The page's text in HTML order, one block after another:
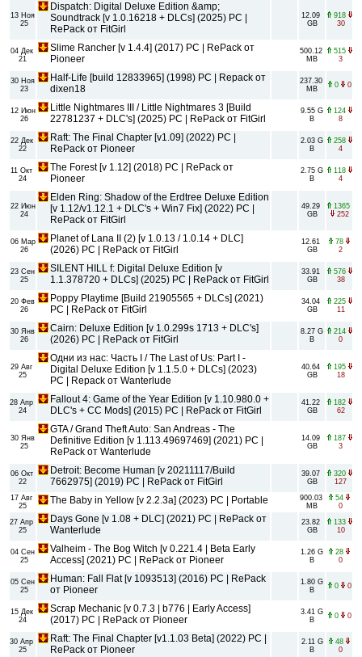
13 Ноя
25
Dispatch: Digital Deluxe Edition &amp;
Soundtrack [v 1.0.16218 + DLCs] (2025) PC |
RePack от FitGirl
12.09
GB
918
30
04 Дек
21
Slime Rancher [v 1.4.4] (2017) PC | RePack от
Pioneer
500.12
MB
515
3
30 Ноя
23
Half-Life [build 12833965] (1998) PC | Repack от
dixen18
237.30
MB
0 0
12 Июн
26
Little Nightmares III / Little Nightmares 3 [Build
22781237 + DLC's] (2025) PC | RePack от FitGirl
9.55 G
B
124
8
22 Дек
22
Raft: The Final Chapter [v1.09] (2022) PC |
RePack от Pioneer
2.03 G
B
258
4
11 Окт
24
The Forest [v 1.12] (2018) PC | RePack от
Pioneer
2.75 G
B
118
4
22 Июн
24
Elden Ring: Shadow of the Erdtree Deluxe Edition
[v 1.12/v1.12.1 + DLC's + Win7 Fix] (2022) PC |
RePack от FitGirl
49.29
GB
1365
252
06 Мар
26
Planet of Lana II (2) [v 1.0.13 / 1.0.14 + DLC]
(2026) PC | RePack от FitGirl
12.61
GB
78
2
23 Сен
25
SILENT HILL f: Digital Deluxe Edition [v
1.1.378720 + DLCs] (2025) PC | RePack от FitGirl
33.91
GB
576
38
20 Фев
26
Poppy Playtime [Build 21905565 + DLCs] (2021)
PC | RePack от FitGirl
34.04
GB
225
11
30 Янв
26
Cairn: Deluxe Edition [v 1.0.299s 1713 + DLC's]
(2026) PC | RePack от FitGirl
8.27 G
B
214
0
29 Авг
25
Одни из нас: Часть I / The Last of Us: Part I -
Digital Deluxe Edition [v 1.1.5.0 + DLCs] (2023)
PC | Repack от Wanterlude
40.64
GB
195
18
28 Апр
24
Fallout 4: Game of the Year Edition [v 1.10.980.0 +
DLC's + CC Mods] (2015) PC | RePack от FitGirl
41.22
GB
182
62
30 Янв
25
GTA / Grand Theft Auto: San Andreas - The
Definitive Edition [v 1.113.49697469] (2021) PC |
RePack от Wanterlude
14.09
GB
187
3
06 Окт
22
Detroit: Become Human [v 20211117/Build
7662975] (2019) PC | RePack от FitGirl
39.07
GB
320
127
17 Авг
25
The Baby in Yellow [v 2.2.3a] (2023) PC | Portable
900.03
MB
54
0
27 Апр
25
Days Gone [v 1.08 + DLC] (2021) PC | RePack от
Wanterlude
23.82
GB
133
10
04 Сен
25
Valheim - The Bog Witch [v 0.221.4 | Beta Early
Access] (2021) PC | RePack от Pioneer
1.26 G
B
28
0
05 Сен
25
Human: Fall Flat [v 1093513] (2016) PC | RePack
от Pioneer
1.80 G
B
0 0
15 Дек
24
Scrap Mechanic [v 0.7.3 | b776 | Early Access]
(2017) PC | RePack от Pioneer
3.41 G
B
0 0
30 Апр
25
Raft: The Final Chapter [v1.1.03 Beta] (2022) PC |
RePack от Pioneer
2.11 G
B
48
0